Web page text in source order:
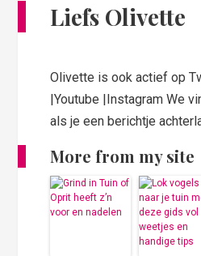
Liefs Olivette
Olivette is ook actief op
|Youtube |Instagram We
als je een berichtje
More from my site